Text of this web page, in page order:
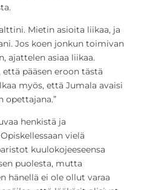
Mietin asioita liikaa, ja
Jos koen jonkun toimivan
ajattelen asiaa liikaa.
pääsen eroon tästä
myös, että Jumala avaisi
opettajana.”
henkistä ja
vielä
kuulokojeeseensa
puolesta, mutta
hänellä ei ole ollut varaa